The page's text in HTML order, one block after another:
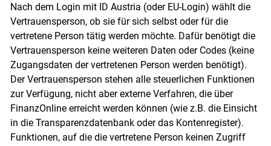
Nach dem Login mit ID Austria (oder EU-Login) wählt die
Vertrauensperson, ob sie für sich selbst oder für die
vertretene Person tätig werden möchte. Dafür benötigt die
Vertrauensperson keine weiteren Daten oder Codes (keine
Zugangsdaten der vertretenen Person werden benötigt).
Der Vertrauensperson stehen alle steuerlichen Funktionen
zur Verfügung, nicht aber externe Verfahren, die über
FinanzOnline erreicht werden können (wie z.B. die Einsicht
in die Transparenzdatenbank oder das Kontenregister).
Funktionen, auf die die vertretene Person keinen Zugriff